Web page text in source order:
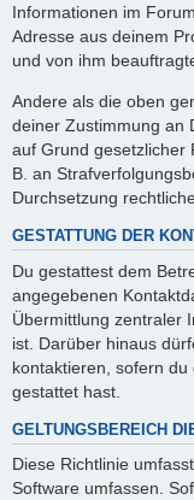
Informationen im
Adresse aus deinem
und von ihm
Andere als die oben
deiner Zustimmung an
auf Grund gesetzlicher
B. an
Durchsetzung
GESTATTUNG DER
Du gestattest dem
angegebenen
Übermittlung zentraler
ist. Darüber hinaus
kontaktieren, sofern
gestattet hast.
GELTUNGSBEREICH
Diese Richtlinie
Software umfassen.